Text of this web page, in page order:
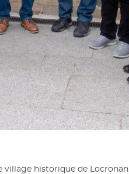
village historique de Locronan.